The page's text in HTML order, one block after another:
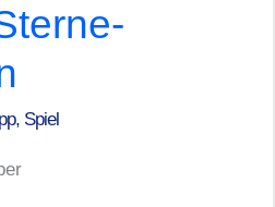
, Spiel